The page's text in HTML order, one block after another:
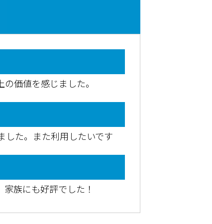
価値を感じました。
した。また利用したいです
族にも好評でした！